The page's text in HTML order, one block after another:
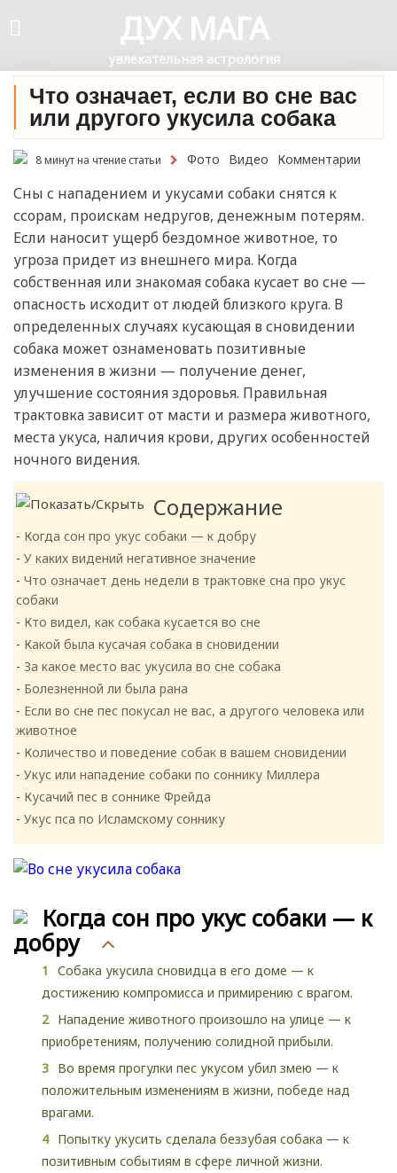
ДУХ МАГА
увлекательная астрология
Что означает, если во сне вас
или другого укусила собака
8 минут на чтение статьи Фото Видео Комментарии
Сны с нападением и укусами собаки снятся к
ссорам, проискам недругов, денежным потерям.
Если наносит ущерб бездомное животное, то
угроза придет из внешнего мира. Когда
собственная или знакомая собака кусает во сне —
опасность исходит от людей близкого круга. В
определенных случаях кусающая в сновидении
собака может ознаменовать позитивные
изменения в жизни — получение денег,
улучшение состояния здоровья. Правильная
трактовка зависит от масти и размера животного,
места укуса, наличия крови, других особенностей
ночного видения.
Содержание
Когда сон про укус собаки — к добру
У каких видений негативное значение
Что означает день недели в трактовке сна про укус
собаки
Кто видел, как собака кусается во сне
Какой была кусачая собака в сновидении
За какое место вас укусила во сне собака
Болезненной ли была рана
Если во сне пес покусал не вас, а другого человека или
животное
Количество и поведение собак в вашем сновидении
Укус или нападение собаки по соннику Миллера
Кусачий пес в соннике Фрейда
Укус пса по Исламскому соннику
Когда сон про укус собаки — к
добру
Собака укусила сновидца в его доме — к
достижению компромисса и примирению с врагом.
Нападение животного произошло на улице — к
приобретениям, получению солидной прибыли.
Во время прогулки пес укусом убил змею — к
положительным изменениям в жизни, победе над
врагами.
Попытку укусить сделала беззубая собака — к
позитивным событиям в сфере личной жизни.